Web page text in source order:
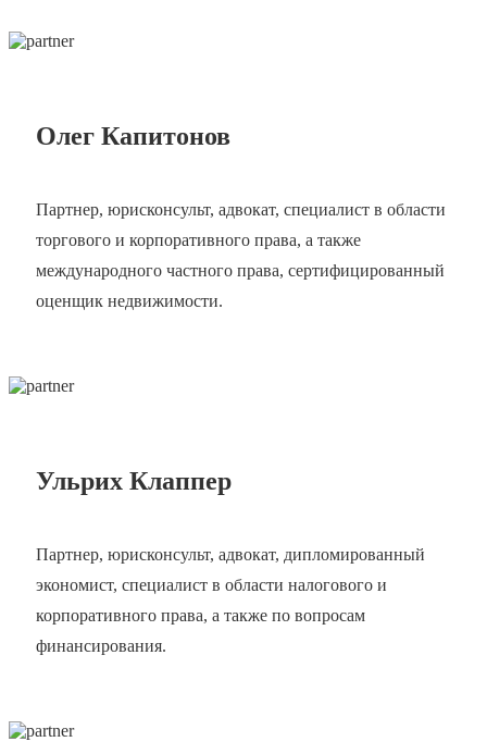
Олег Капитонов
Партнер, юрисконсульт, адвокат, специалист в области
торгового и корпоративного права, а также
международного частного права, сертифицированный
оценщик недвижимости.
Ульрих Клаппер
Партнер, юрисконсульт, адвокат, дипломированный
экономист, специалист в области налогового и
корпоративного права, а также по вопросам
финансирования.